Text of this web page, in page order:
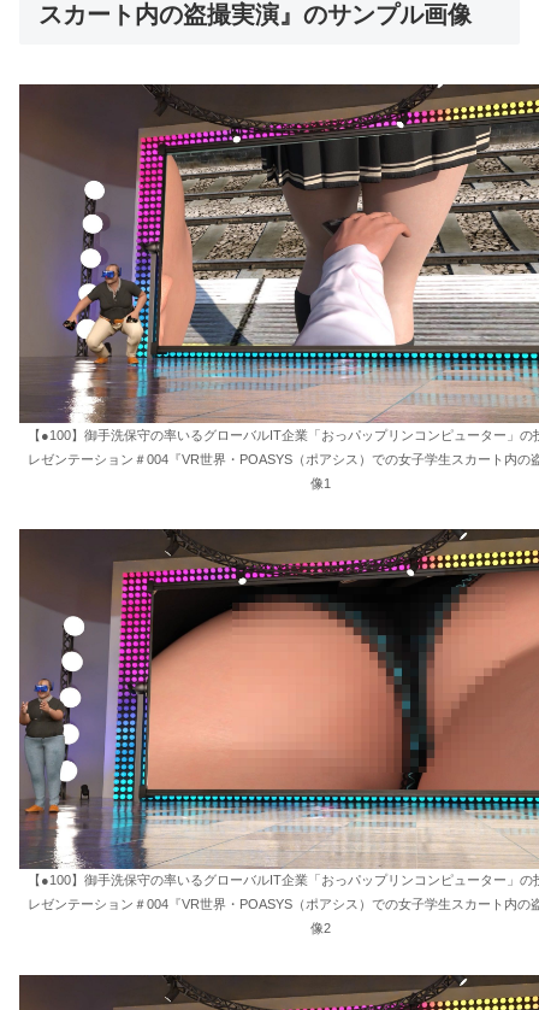
スカート内の盗撮実演』のサンプル画像
【●100】御手洗保守の率いるグローバルIT企業「おっパップリンコンピューター」の
レゼンテーション＃004『VR世界・POASYS（ポアシス）での女子学生スカート内の
像1
【●100】御手洗保守の率いるグローバルIT企業「おっパップリンコンピューター」の
レゼンテーション＃004『VR世界・POASYS（ポアシス）での女子学生スカート内の
像2